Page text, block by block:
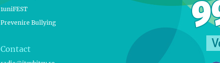
1uniFEST
Prevenire Bullying
Contact